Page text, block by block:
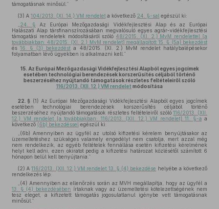
támogatásnak minősül.”
(3) A 104/2013. (XI. 14.) VM rendelet a következő 24. §-sal egészül ki:
24. § Az Európai Mezőgazdasági Vidékfejlesztési Alap és az Európai
Halászati Alap társfinanszírozásában megvalósuló egyes agrár-vidékfejlesztési
támogatási rendeletek módosításáról szóló48/2015. (XI. 2.) MvM rendelettel [a
továbbiakban: 48/2015. (XI. 2.) MvM rendelet] megállapított 15. § (5a) bekezdést
és16. § (3) bekezdést a 48/2015. (XI. 2.) MvM rendelet hatálybalépésekor
folyamatban lévő ügyekben is alkalmazni kell.”
15. Az Európai Mezőgazdasági Vidékfejlesztési Alapból egyes jogcímek
esetében technológiai berendezések korszerűsítés céljából történő
beszerzéséhez nyújtandó támogatások részletes feltételeiről szóló
116/2013. (XII. 12.) VM rendelet módosítása
22. § (1) Az Európai Mezőgazdasági Vidékfejlesztési Alapból egyes jogcímek
esetében technológiai berendezések korszerűsítés céljából történő
beszerzéséhez nyújtandó támogatások részletes feltételeiről szóló116/2013. (XII.
12.) VM rendelet [a továbbiakban: 116/2013. (XII. 12.) VM rendelet] 11. §-a a
következő (6b) bekezdéssel egészül ki:
„(6b) Amennyiben az ügyfél az utolsó kifizetési kérelem benyújtásakor az
üzemeltetéshez szükséges valamely engedélyt nem csatolja, mert azzal még
nem rendelkezik, az egyéb feltételek fennállása esetén kifizetési kérelmének
helyt kell adni, ezen okiratot pedig a kifizetési határozat közlésétől számított 6
hónapon belül kell benyújtania.”
(2) A116/2013. (XII. 12.) VM rendelet 13. § (4) bekezdése helyébe a következő
rendelkezés lép:
„(4) Amennyiben az ellenőrzés során az MVH megállapítja, hogy az ügyfél a
13. § (4) bekezdésében írtaknak vagy az üzemeltetési kötelezettségének nem
tesz eleget, a kifizetett támogatás jogosulatlanul igénybe vett támogatásnak
minősül.”